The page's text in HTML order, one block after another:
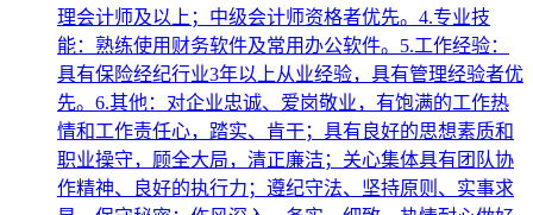
理会计师及以上；中级会计师资格者优先。4.专业技
能：熟练使用财务软件及常用办公软件。5.工作经验：
具有保险经纪行业3年以上从业经验，具有管理经验者优
先。6.其他：对企业忠诚、爱岗敬业，有饱满的工作热
情和工作责任心，踏实、肯干；具有良好的思想素质和
职业操守，顾全大局，清正廉洁；关心集体具有团队协
作精神、良好的执行力；遵纪守法、坚持原则、实事求